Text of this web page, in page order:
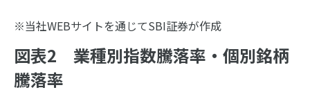
※当社WEBサイトを通じてSBI証券が作成
図表2 業種別指数騰落率・個別銘柄
騰落率